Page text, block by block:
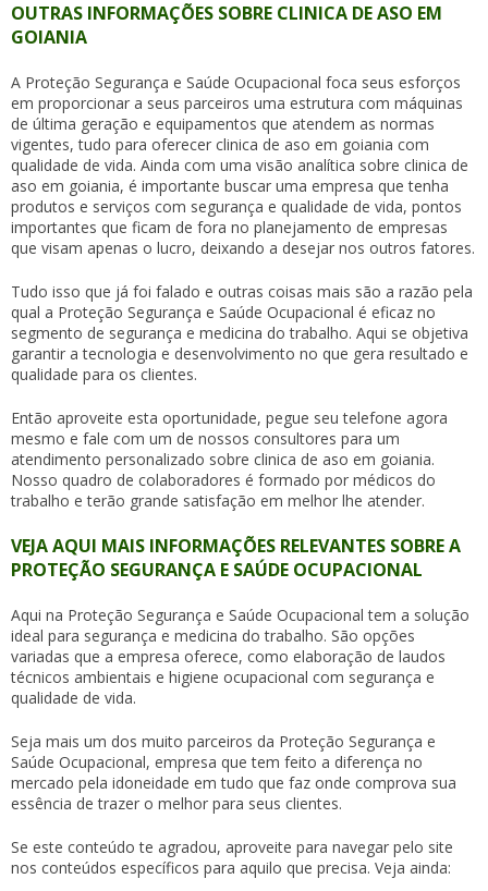
OUTRAS INFORMAÇÕES SOBRE CLINICA DE ASO EM
GOIANIA
A Proteção Segurança e Saúde Ocupacional foca seus esforços
em proporcionar a seus parceiros uma estrutura com máquinas
de última geração e equipamentos que atendem as normas
vigentes, tudo para oferecer clinica de aso em goiania com
qualidade de vida. Ainda com uma visão analítica sobre clinica de
aso em goiania, é importante buscar uma empresa que tenha
produtos e serviços com segurança e qualidade de vida, pontos
importantes que ficam de fora no planejamento de empresas
que visam apenas o lucro, deixando a desejar nos outros fatores.
Tudo isso que já foi falado e outras coisas mais são a razão pela
qual a Proteção Segurança e Saúde Ocupacional é eficaz no
segmento de segurança e medicina do trabalho. Aqui se objetiva
garantir a tecnologia e desenvolvimento no que gera resultado e
qualidade para os clientes.
Então aproveite esta oportunidade, pegue seu telefone agora
mesmo e fale com um de nossos consultores para um
atendimento personalizado sobre clinica de aso em goiania.
Nosso quadro de colaboradores é formado por médicos do
trabalho e terão grande satisfação em melhor lhe atender.
VEJA AQUI MAIS INFORMAÇÕES RELEVANTES SOBRE A
PROTEÇÃO SEGURANÇA E SAÚDE OCUPACIONAL
Aqui na Proteção Segurança e Saúde Ocupacional tem a solução
ideal para segurança e medicina do trabalho. São opções
variadas que a empresa oferece, como elaboração de laudos
técnicos ambientais e higiene ocupacional com segurança e
qualidade de vida.
Seja mais um dos muito parceiros da Proteção Segurança e
Saúde Ocupacional, empresa que tem feito a diferença no
mercado pela idoneidade em tudo que faz onde comprova sua
essência de trazer o melhor para seus clientes.
Se este conteúdo te agradou, aproveite para navegar pelo site
nos conteúdos específicos para aquilo que precisa. Veja ainda: